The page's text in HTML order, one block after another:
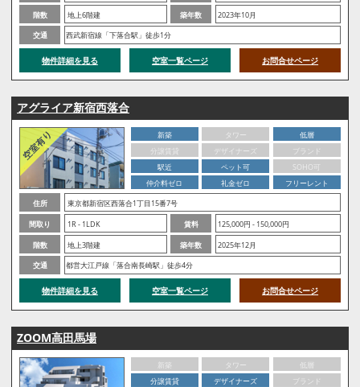
階数
地上6階建 築年数
2023年10月
交通
西武新宿線「下落合駅」徒歩1分
物件詳細を見る 空室一覧ページ お問合せページ
アグライア新宿西落合
新築 タワー
低層
分譲賃貸
デザイナーズ
ブランド
駅近
ペット可
SOHO可
仲介料ゼロ
礼金ゼロ
フリーレント
住所
東京都新宿区西落合1丁目15番7号
間取り
1R - 1LDK 賃料
125,000円 - 150,000円
階数
地上3階建 築年数
2025年12月
交通
都営大江戸線「落合南長崎駅」徒歩4分
物件詳細を見る 空室一覧ページ お問合せページ
ZOOM高田馬場
新築 タワー
低層
分譲賃貸
デザイナーズ
ブランド